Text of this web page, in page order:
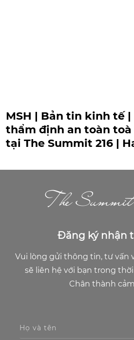
MSH | Bản tin kinh tế
thẩm định an toàn toà
tại The Summit 216 |
The
Đăng ký nhận
Vui lòng gửi thông tin, tư vấn
sẽ liên hệ với bạn trong
Chân thành